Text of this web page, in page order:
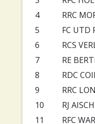
4
RRC
5
FC UTD
6
RCS
7
RE
8
RDC
9
RRC
10
RJ
11
RFC